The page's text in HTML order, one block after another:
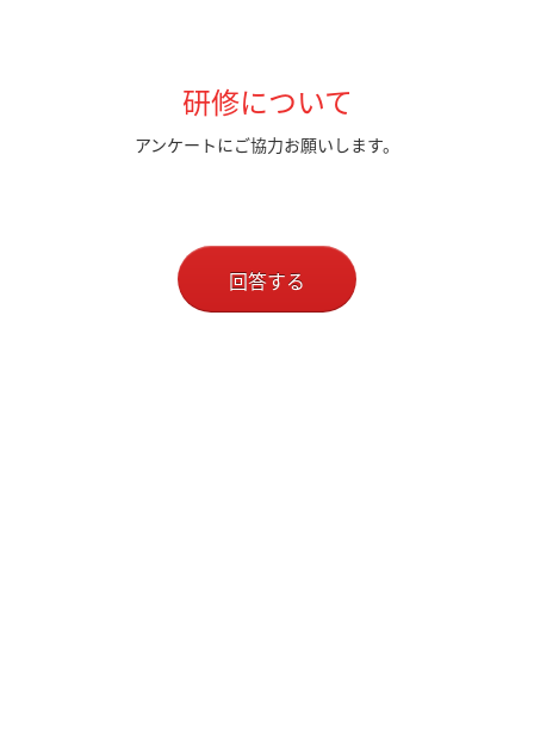
研修について
アンケートにご協力お願いします。
回答する